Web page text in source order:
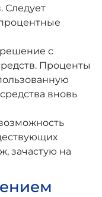
Следует
с
Проценты
вновь
зачастую на